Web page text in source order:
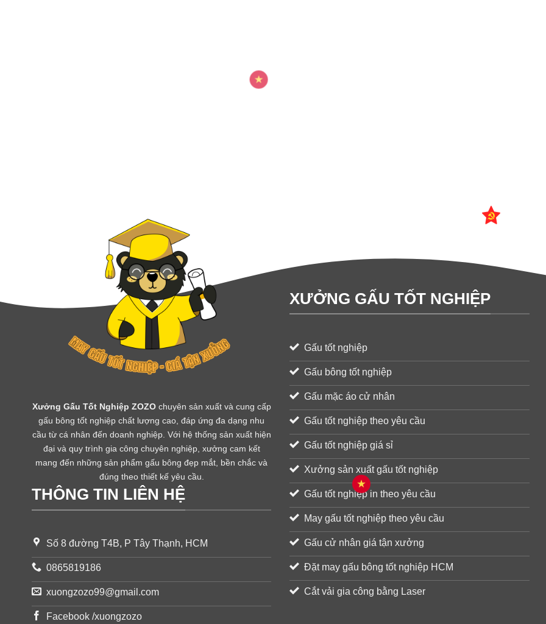
Xưởng Gấu Tốt Nghiệp ZOZOchuyên sản xuất và cung cấp
gấu bông tốt nghiệp chất lượng cao, đáp ứng đa dạng nhu
cầu từ cá nhân đến doanh nghiệp. Với hệ thống sản xuất hiện
đại và quy trình gia công chuyên nghiệp, xưởng cam kết
mang đến những sản phẩm gấu bông đẹp mắt, bền chắc và
đúng theo thiết kế yêu cầu.
THÔNG TIN LIÊN HỆ
Số 8 đường T4B, P Tây Thạnh, HCM
0865819186
xuongzozo99@gmail.com
Facebook /xuongzozo
XƯỞNG GẤU TỐT NGHIỆP
Gấu tốt nghiệp
Gấu bông tốt nghiệp
Gấu mặc áo cử nhân
Gấu tốt nghiệp theo yêu cầu
Gấu tốt nghiệp giá sỉ
Xưởng sản xuất gấu tốt nghiệp
Gấu tốt nghiệp in theo yêu cầu
May gấu tốt nghiệp theo yêu cầu
Gấu cử nhân giá tận xưởng
Đặt may gấu bông tốt nghiệp HCM
Cắt vải gia công bằng Laser